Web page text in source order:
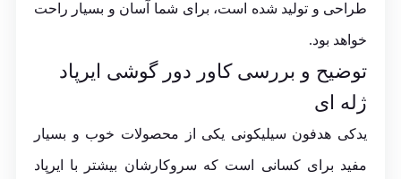
طراحی و تولید شده است، برای شما آسان و بسیار راحت
خواهد بود.
توضیح و بررسی کاور دور گوشی ایرپاد
ژله ای
یدکی هدفون سیلیکونی یکی از محصولات خوب و بسیار
مفید برای کسانی است که سروکارشان بیشتر با ایرپاد